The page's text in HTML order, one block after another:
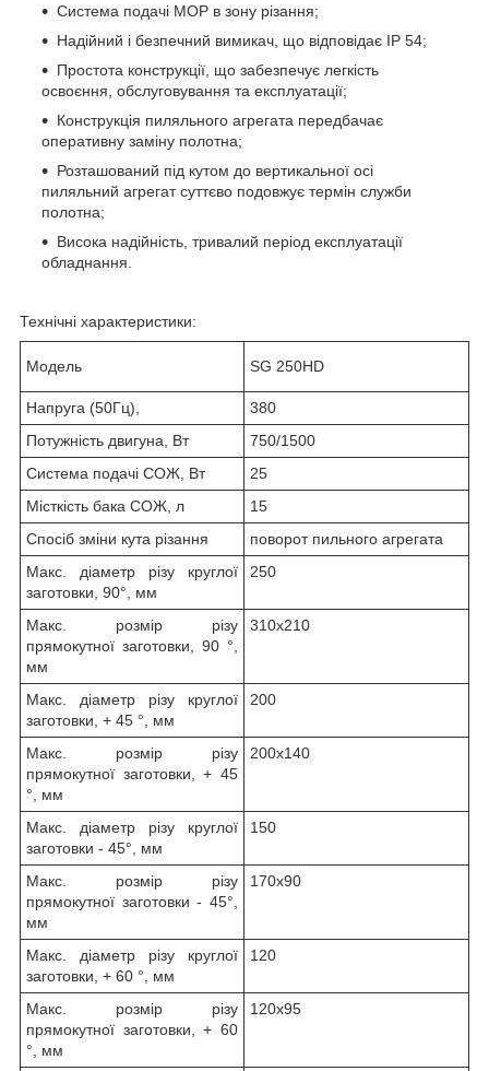
Система подачі МОР в зону різання;
Надійний і безпечний вимикач, що відповідає IP 54;
Простота конструкції, що забезпечує легкість
освоєння, обслуговування та експлуатації;
Конструкція пиляльного агрегата передбачає
оперативну заміну полотна;
Розташований під кутом до вертикальної осі
пиляльний агрегат суттєво подовжує термін служби
полотна;
Висока надійність, тривалий період експлуатації
обладнання.
Технічні характеристики:
Модель SG 250HD
Напруга (50Гц),
380
Потужність двигуна, Вт
750/1500
Система подачі СОЖ, Вт
25
Місткість бака СОЖ, л
15
Спосіб зміни кута різання
поворот пильного агрегата
Макс. діаметр різу круглої
заготовки, 90°, мм
250
Макс. розмір різу
прямокутної заготовки, 90 °,
мм
310х210
Макс. діаметр різу круглої
заготовки, + 45 °, мм
200
Макс. розмір різу
прямокутної заготовки, + 45
°, мм
200х140
Макс. діаметр різу круглої
заготовки - 45°, мм
150
Макс. розмір різу
прямокутної заготовки - 45°,
мм
170х90
Макс. діаметр різу круглої
заготовки, + 60 °, мм
120
Макс. розмір різу
прямокутної заготовки, + 60
°, мм
120х95